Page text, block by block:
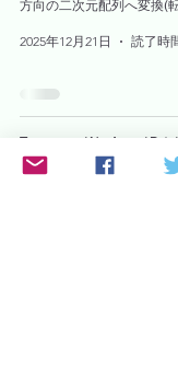
方向の二次元配列へ変換(
2025年12月21日 読了時
Transpose1NtoArray1D｜
に一次元配列へ変換（転